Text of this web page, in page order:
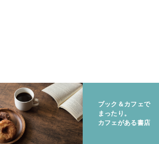
ブック＆カフェで
まったり。
カフェがある書店